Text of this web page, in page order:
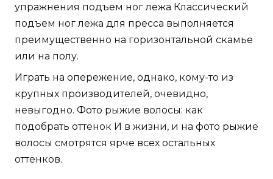
упражнения подъем ног лежа Классический
подъем ног лежа для пресса выполняется
преимущественно на горизонтальной скамье
или на полу.
Играть на опережение, однако, кому-то из
крупных производителей, очевидно,
невыгодно. Фото рыжие волосы: как
подобрать оттенок И в жизни, и на фото рыжие
волосы смотрятся ярче всех остальных
оттенков.